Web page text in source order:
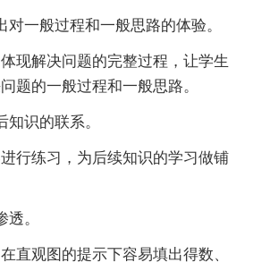
对一般过程和一般思路的体验。
现解决问题的完整过程，让学生
题的一般过程和一般思路。
知识的联系。
行练习，为后续知识的学习做铺
。
直观图的提示下容易填出得数、